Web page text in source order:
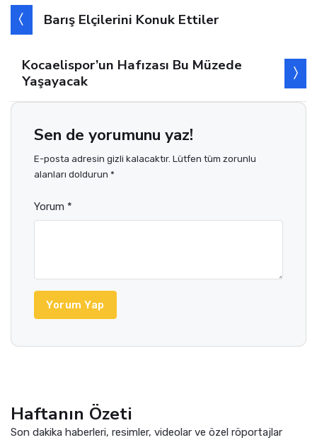
Barış Elçilerini Konuk Ettiler
Kocaelispor’un Hafızası Bu Müzede
Yaşayacak
Sen de yorumunu yaz!
E-posta adresin gizli kalacaktır. Lütfen tüm zorunlu
alanları doldurun *
Yorum *
Yorum Yap
Haftanın Özeti
Son dakika haberleri, resimler, videolar ve özel röportajlar